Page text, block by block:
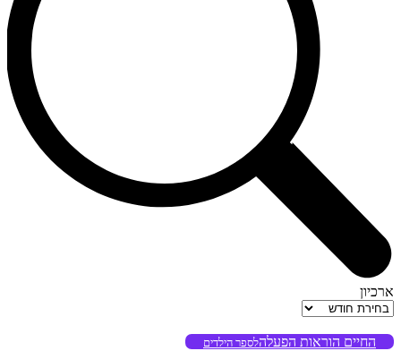
ארכיון
ארכיון
החיים הוראות הפעלהלספר הילדים